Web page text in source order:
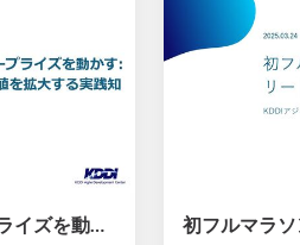
AI × アジャイルで、エンタープライズを動かす: 文化に寄り添い、ビジネス価値を拡大する実践知 / AI × Agile: Driving Enterprise Transformation